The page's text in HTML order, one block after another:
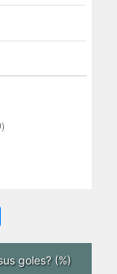
goles? (%)